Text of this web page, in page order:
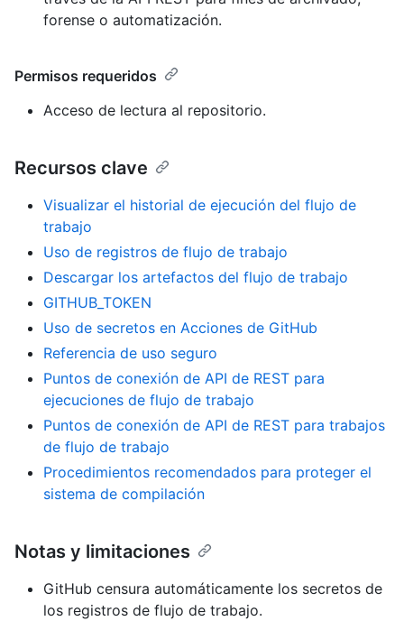
forense o automatización.
Permisos requeridos
Acceso de lectura al repositorio.
Recursos clave
Visualizar el historial de ejecución del flujo de
trabajo
Uso de registros de flujo de trabajo
Descargar los artefactos del flujo de trabajo
GITHUB_TOKEN
Uso de secretos en Acciones de GitHub
Referencia de uso seguro
Puntos de conexión de API de REST para
ejecuciones de flujo de trabajo
Puntos de conexión de API de REST para trabajos
de flujo de trabajo
Procedimientos recomendados para proteger el
sistema de compilación
Notas y limitaciones
GitHub censura automáticamente los secretos de
los registros de flujo de trabajo.